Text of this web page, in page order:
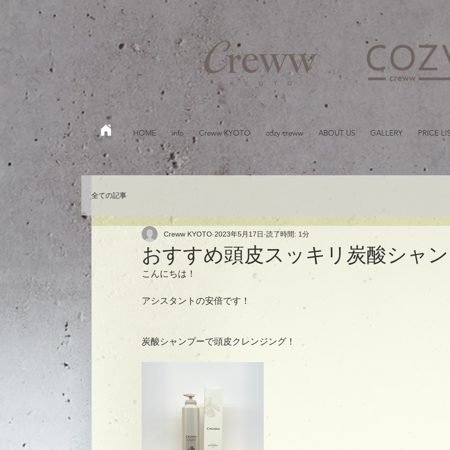
HOME info Creww KYOTO cozy creww ABOUT US GALLERY PRICE
全ての記事
おすすめ頭皮スッキリ炭酸シャ
Creww KYOTO 2023年5月17日 読了時間: 1分
こんにちは！
アシスタントの安倍です！
炭酸シャンプーで頭皮クレンジング！